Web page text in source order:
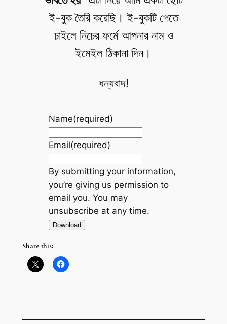
ই-বুক তৈরি করেছি। ই-বুকটি পেতে
চাইলে নিচের ফর্মে আপনার নাম ও
ইমেইল ঠিকানা দিন।
ধন্যবাদ!
Name(required)
Email(required)
By submitting your information,
you’re giving us permission to
email you. You may
unsubscribe at any time.
Download
Share this: